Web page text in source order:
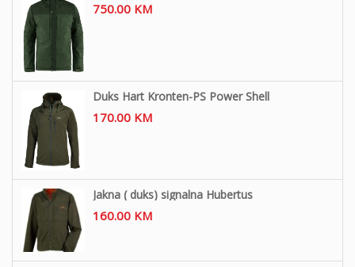
750.00 KM
Duks Hart Kronten-PS Power Shell
170.00 KM
Jakna ( duks) signalna Hubertus
160.00 KM